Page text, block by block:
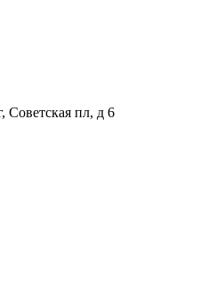
Советская пл, д 6